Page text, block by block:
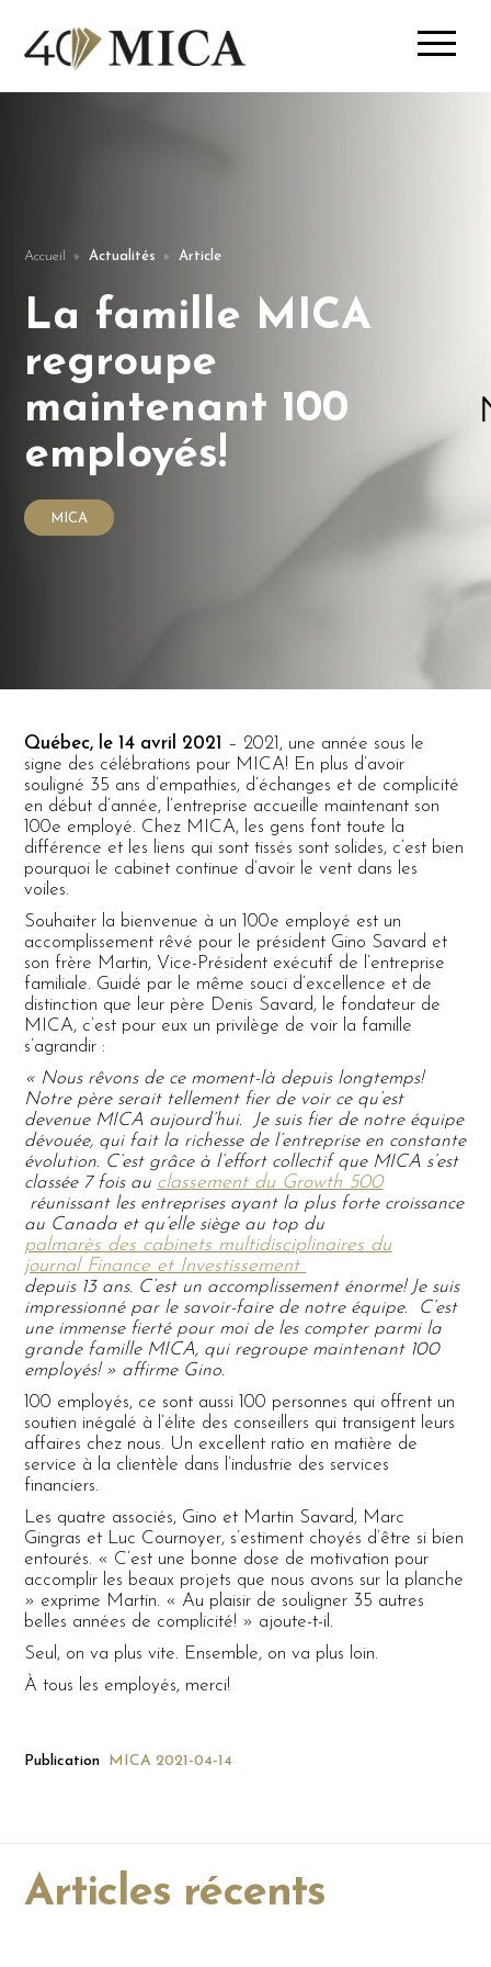
Accueil Actualités Article
La famille MICA
regroupe
maintenant 100
employés!
MICA
Québec, le 14 avril 2021 – 2021, une année sous le
signe des célébrations pour MICA! En plus d’avoir
souligné 35 ans d’empathies, d’échanges et de complicité
en début d’année, l’entreprise accueille maintenant son
100e employé. Chez MICA, les gens font toute la
différence et les liens qui sont tissés sont solides, c’est bien
pourquoi le cabinet continue d’avoir le vent dans les
voiles.
Souhaiter la bienvenue à un 100e employé est un
accomplissement rêvé pour le président Gino Savard et
son frère Martin, Vice-Président exécutif de l’entreprise
familiale. Guidé par le même souci d’excellence et de
distinction que leur père Denis Savard, le fondateur de
MICA, c’est pour eux un privilège de voir la famille
s’agrandir :
« Nous rêvons de ce moment-là depuis longtemps!
Notre père serait tellement fier de voir ce qu’est
devenue MICA aujourd’hui. Je suis fier de notre équipe
dévouée, qui fait la richesse de l’entreprise en constante
évolution. C’est grâce à l’effort collectif que MICA s’est
classée 7 fois au classement du Growth 500
réunissant les entreprises ayant la plus forte croissance
au Canada et qu’elle siège au top du
palmarès des cabinets multidisciplinaires du
journal Finance et Investissement
depuis 13 ans. C’est un accomplissement énorme! Je suis
impressionné par le savoir-faire de notre équipe. C’est
une immense fierté pour moi de les compter parmi la
grande famille MICA, qui regroupe maintenant 100
employés! » affirme Gino.
100 employés, ce sont aussi 100 personnes qui offrent un
soutien inégalé à l’élite des conseillers qui transigent leurs
affaires chez nous. Un excellent ratio en matière de
service à la clientèle dans l’industrie des services
financiers.
Les quatre associés, Gino et Martin Savard, Marc
Gingras et Luc Cournoyer, s’estiment choyés d’être si bien
entourés. « C’est une bonne dose de motivation pour
accomplir les beaux projets que nous avons sur la planche
» exprime Martin. « Au plaisir de souligner 35 autres
belles années de complicité! » ajoute-t-il.
Seul, on va plus vite. Ensemble, on va plus loin.
À tous les employés, merci!
Publication MICA 2021-04-14
Articles récents